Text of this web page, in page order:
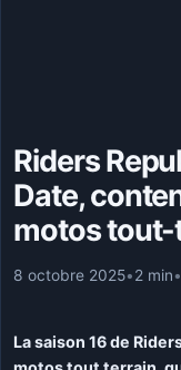
Riders
Date,
motos
8 octobre 2025•2 min
La saison 16 de